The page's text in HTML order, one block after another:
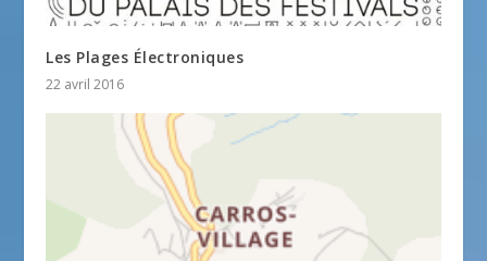
Les Plages Électroniques
22 avril 2016